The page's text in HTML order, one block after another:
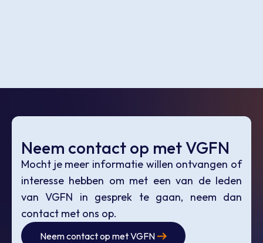
Neem contact op met VGFN
Mocht je meer informatie willen ontvangen of
interesse hebben om met een van de leden
van VGFN in gesprek te gaan, neem dan
contact met ons op.
Neem contact op met VGFN